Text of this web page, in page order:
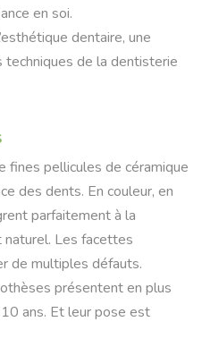
en soi.
dentaire, une
de la dentisterie
pellicules de céramique
des dents. En couleur, en
parfaitement à la
Les facettes
de multiples défauts.
présentent en plus
ans. Et leur pose est